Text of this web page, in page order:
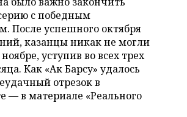
СПОРТА
с победным
После успешного октября
казанцы никак не могли
уступив во всех трех
Как «Ак Барсу» удалось
отрезок в
— в материале «Реального